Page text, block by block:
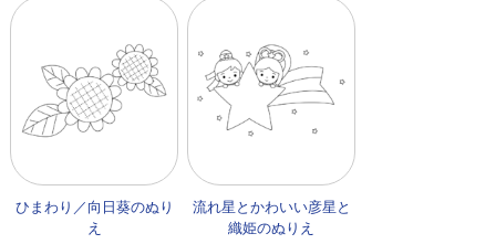
ひまわり／向日葵のぬり
え
流れ星とかわいい彦星と
織姫のぬりえ